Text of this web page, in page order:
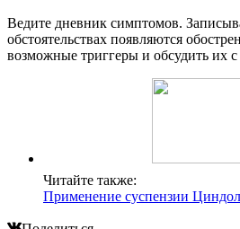
Ведите дневник симптомов.
обстоятельствах появляются
возможные триггеры и обсудить их с
Читайте также:
Применение суспензии